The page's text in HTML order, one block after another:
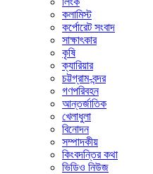
কলামিস্ট
কর্পোরেট সংবাদ
সাক্ষাৎকার
কৃষি
ক্যারিয়ার
চট্টগ্রাম-বন্দর
গণপরিবহন
আন্তর্জাতিক
খেলাধুলা
বিনোদন
সম্পাদকীয়
কিংবদন্তির কথা
ভিডিও নিউজ